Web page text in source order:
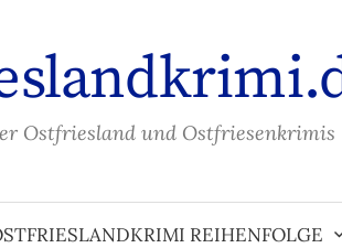
Ostfriesland und Ostfriesenkrimis
REIHENFOLGE